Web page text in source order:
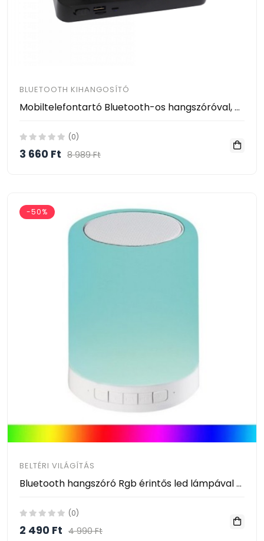
BLUETOOTH KIHANGOSÍTÓ
Mobiltelefontartó Bluetooth-os hangszóróval, USB porttal és micro USB bemenettel
(0)
3 660 Ft 8 989 Ft
-50%
BELTÉRI VILÁGÍTÁS
Bluetooth hangszóró Rgb érintős led lámpával - Cl-671
(0)
2 490 Ft 4 990 Ft